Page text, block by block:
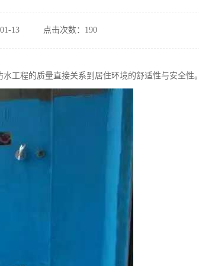
13 点击次数：190
工程的质量直接关系到居住环境的舒适性与安全性。